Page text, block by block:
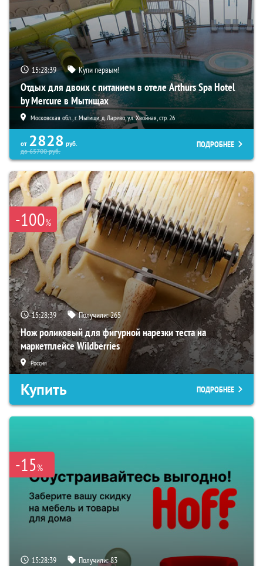
15:28:38 Купи первым!
Отдых для двоих с питанием в отеле Arthurs Spa Hotel
by Mercure в Мытищах
Московская обл., г. Мытищи, д. Ларево, ул. Хвойная, стр. 26
от 2828 руб.
до65700руб.
ПОДРОБНЕЕ
-100%
15:28:38 Получили:265
Нож роликовый для фигурной нарезки теста на
маркетплейсе Wildberries
Россия
Купить ПОДРОБНЕЕ
-15%
15:28:38 Получили:83